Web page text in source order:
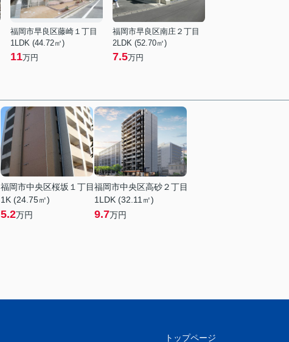
福岡市早良区藤崎１丁目
1LDK (44.72㎡)
11万円
福岡市早良区南庄２丁目
2LDK (52.70㎡)
7.5万円
福岡市中央区桜坂１丁目
1K (24.75㎡)
5.2万円
福岡市中央区高砂２丁目
1LDK (32.11㎡)
9.7万円
トップページ